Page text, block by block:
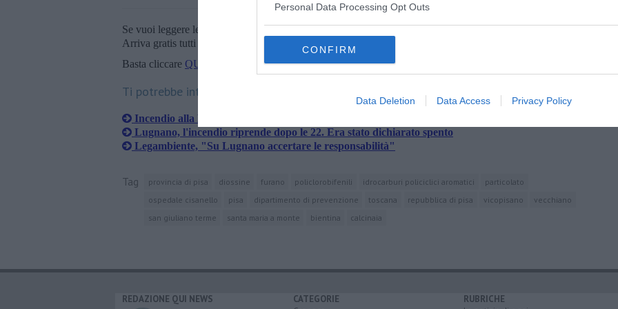
Personal Data Processing Opt Outs
CONFIRM
Data Deletion Data Access Privacy Policy
Se vuoi leggere le notizie principali della Toscana iscriviti allaNewsletter QUInews - ToscanaMedia.
Arriva gratis tutti i giorni alle 20:00 direttamente nella tua casella di posta.
Basta cliccare QUI
Ti potrebbe interessare anche:
Incendio alla Delca, "Istituire una commissione speciale"
Lugnano, l'incendio riprende dopo le 22. Era stato dichiarato spento
Legambiente, "Su Lugnano accertare le responsabilità"
Tag provincia di pisa diossine furano policlorobifenili idrocarburi policiclici aromatici
particolato
ospedale cisanello
pisa dipartimento di prevenzione toscana repubblica di pisa vicopisano
vecchiano
san giuliano terme
santa maria a monte bientina calcinaia
REDAZIONE QUI NEWS
CATEGORIE
RUBRICHE